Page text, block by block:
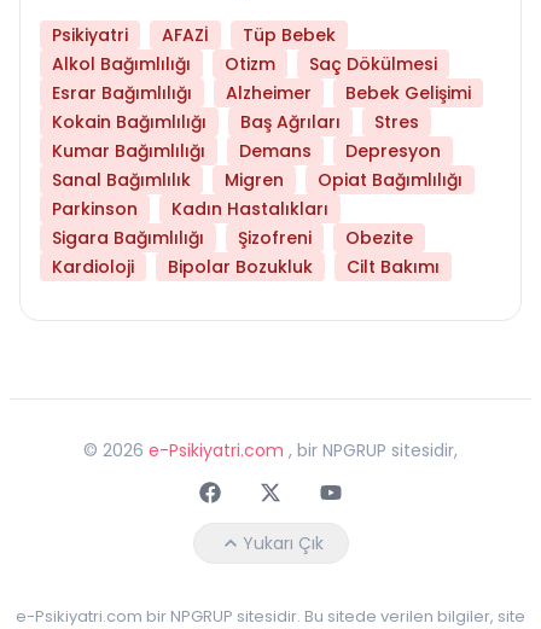
Psikiyatri AFAZİ
Tüp Bebek
Alkol Bağımlılığı
Otizm
Saç Dökülmesi
Esrar Bağımlılığı
Alzheimer
Bebek Gelişimi
Kokain Bağımlılığı
Baş Ağrıları
Stres
Kumar Bağımlılığı
Demans
Depresyon
Sanal Bağımlılık
Migren
Opiat Bağımlılığı
Parkinson
Kadın Hastalıkları
Sigara Bağımlılığı
Şizofreni
Obezite
Kardioloji
Bipolar Bozukluk Cilt Bakımı
© 2026 e-Psikiyatri.com , bir NPGRUP sitesidir,
FaceebokTwitterYoutube
Yukarı Çık
e-Psikiyatri.com bir NPGRUP sitesidir. Bu sitede verilen bilgiler, site